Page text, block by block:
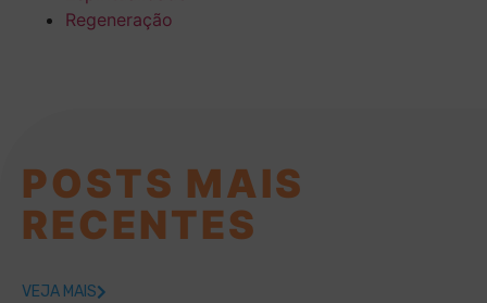
Regeneração
POSTS MAIS
RECENTES
VEJA MAIS